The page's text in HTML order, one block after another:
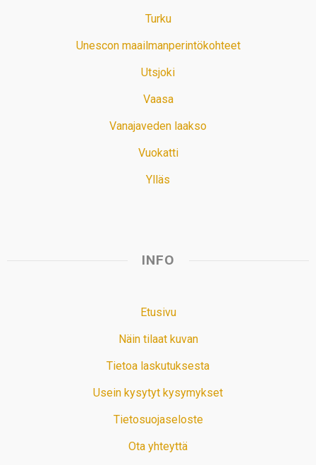
Turku
Unescon maailmanperintökohteet
Utsjoki
Vaasa
Vanajaveden laakso
Vuokatti
Ylläs
INFO
Etusivu
Näin tilaat kuvan
Tietoa laskutuksesta
Usein kysytyt kysymykset
Tietosuojaseloste
Ota yhteyttä